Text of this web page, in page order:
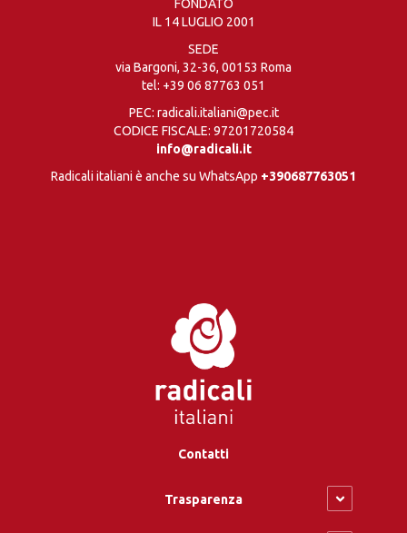
FONDATO
IL 14 LUGLIO 2001
SEDE
via Bargoni, 32-36, 00153 Roma
tel: +39 06 87763 051
PEC: radicali.italiani@pec.it
CODICE FISCALE: 97201720584
info@radicali.it
Radicali italiani è anche su WhatsApp +390687763051
Contatti
Trasparenza